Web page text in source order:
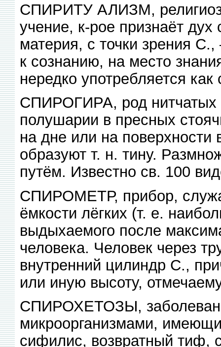
СПИРИТУ АЛИЗМ,
учение, к-рое признаёт
материя, с точки зрения
к сознанию, на место
нередко употребляется
СПИРОГИРА, род нитчатых
полушарии в пресных
на дне или на поверхности
образуют т. н. тину.
путём. Известно св. 100
СПИРОМЕТР, прибор,
ёмкости лёгких (т. е.
выдыхаемого после
человека. Человек через
внутренний цилиндр С.,
или иную высоту,
СПИРОХЕТОЗЫ,
микроорганизмами,
сифилис, возвратный тиф,